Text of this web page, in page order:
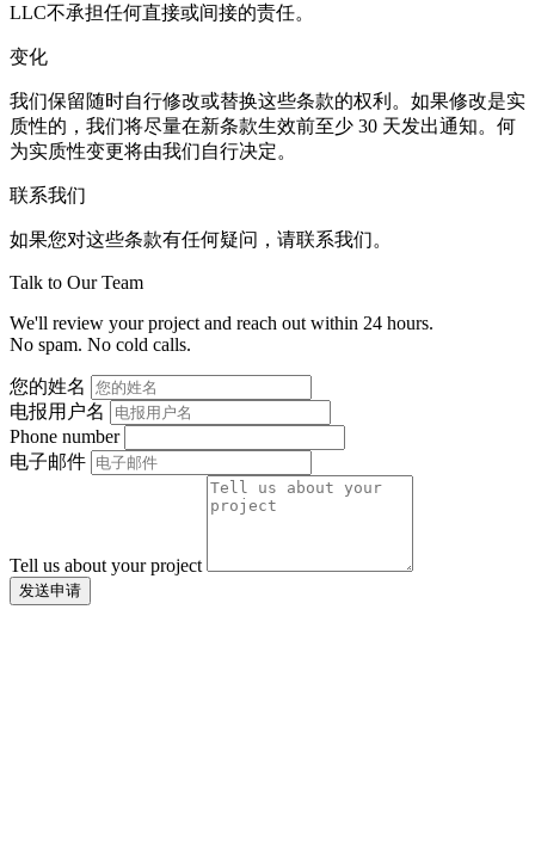
LLC不承担任何直接或间接的责任。
变化
我们保留随时自行修改或替换这些条款的权利。如果修改是实
质性的，我们将尽量在新条款生效前至少 30 天发出通知。何
为实质性变更将由我们自行决定。
联系我们
如果您对这些条款有任何疑问，请联系我们。
Talk to Our Team
We'll review your project and reach out within 24 hours.
No spam. No cold calls.
您的姓名
电报用户名
Phone number
电子邮件
Tell us about your project
发送申请